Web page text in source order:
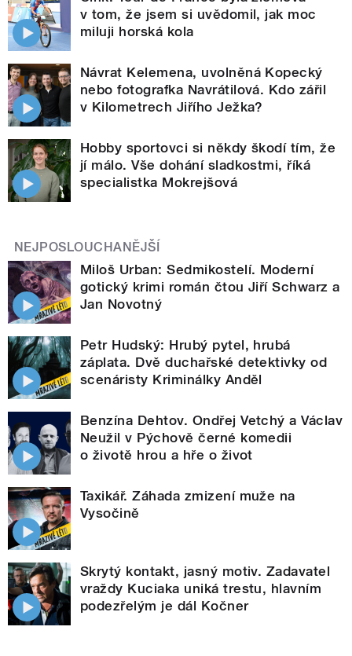
v tom, že jsem si uvědomil, jak moc
miluji horská kola
Návrat Kelemena, uvolněná Kopecký
nebo fotografka Navrátilová. Kdo zářil
v Kilometrech Jiřího Ježka?
Hobby sportovci si někdy škodí tím, že
jí málo. Vše dohání sladkostmi, říká
specialistka Mokrejšová
NEJPOSLOUCHANĚJŠÍ
Miloš Urban: Sedmikostelí. Moderní
gotický krimi román čtou Jiří Schwarz a
Jan Novotný
Petr Hudský: Hrubý pytel, hrubá
záplata. Dvě duchařské detektivky od
scenáristy Kriminálky Anděl
Benzína Dehtov. Ondřej Vetchý a Václav
Neužil v Pýchově černé komedii
o životě hrou a hře o život
Taxikář. Záhada zmizení muže na
Vysočině
Skrytý kontakt, jasný motiv. Zadavatel
vraždy Kuciaka uniká trestu, hlavním
podezřelým je dál Kočner